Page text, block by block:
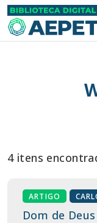
4 itens
ARTIGO
Dom de